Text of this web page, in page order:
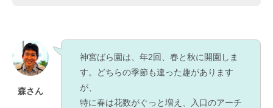
森さん
神宮ばら園は、年2回、春と秋に開園しま
す。どちらの季節も違った趣があります
が、
特に春は花数がぐっと増え、入口のアーチ